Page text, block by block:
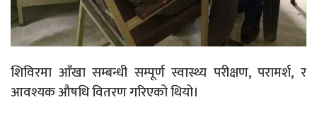
शिविरमा आँखा सम्बन्धी सम्पूर्ण स्वास्थ्य परीक्षण, परामर्श, र
आवश्यक औषधि वितरण गरिएको थियो।